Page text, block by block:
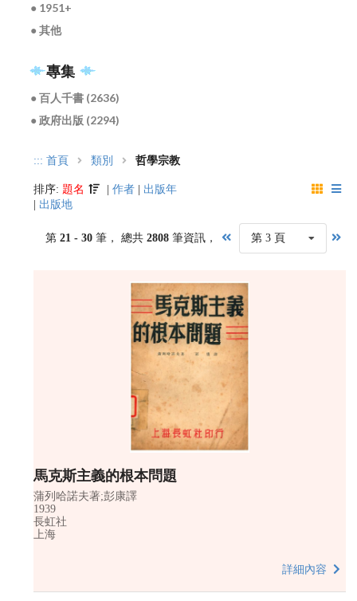
● 1951+
● 其他
專集
● 百人千書 (2636)
● 政府出版 (2294)
::: 首頁 類別 哲學宗教
排序: 題名 |作者
出版年
出版地
第 21 - 30 筆， 總共 2808筆資訊， 第 3 頁
馬克斯主義的根本問題
蒲列哈諾夫著;彭康譯
1939
長虹社
上海
詳細內容